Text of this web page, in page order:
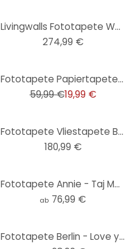
Livingwalls Fototapete Walls by Patel 2 downtown 2
274,99 €
Fototapete Papiertapete Brooklyn Bridge NY - 366x254 cm
59,99 €19,99 €
Fototapete Vliestapete Belle Vue
180,99 €
Fototapete Annie - Taj Mahal
ab 76,99 €
Fototapete Berlin - Love your City